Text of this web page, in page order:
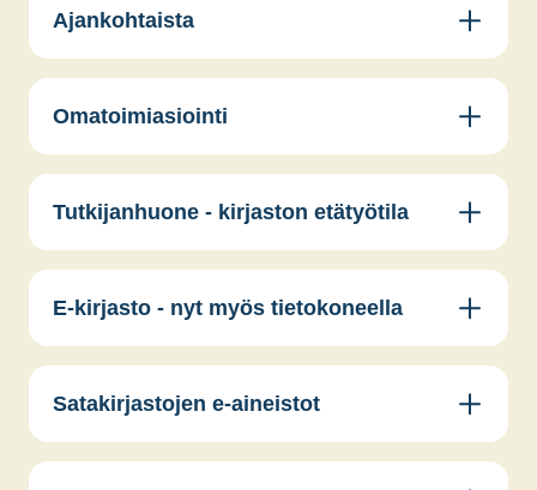
Jämi­jär­ven kun­nan­kir­jas­ton tie­dot kir­jas­to­ha­ke­mis­tos­sa
Ajankohtaista
Omatoimiasiointi
Tutkijanhuone - kirjaston etätyötila
E-kirjasto - nyt myös tietokoneella
Satakirjastojen e-aineistot